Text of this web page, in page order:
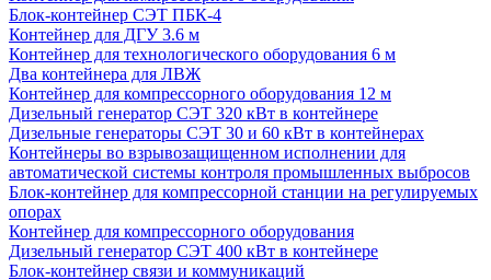
Блок-контейнер СЭТ ПБК-4
Контейнер для ДГУ 3.6 м
Контейнер для технологического оборудования 6 м
Два контейнера для ЛВЖ
Контейнер для компрессорного оборудования 12 м
Дизельный генератор СЭТ 320 кВт в контейнере
Дизельные генераторы СЭТ 30 и 60 кВт в контейнерах
Контейнеры во взрывозащищенном исполнении для
автоматической системы контроля промышленных выбросов
Блок-контейнер для компрессорной станции на регулируемых
опорах
Контейнер для компрессорного оборудования
Дизельный генератор СЭТ 400 кВт в контейнере
Блок-контейнер связи и коммуникаций